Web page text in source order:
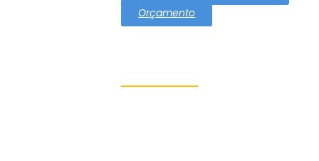
Orçamento